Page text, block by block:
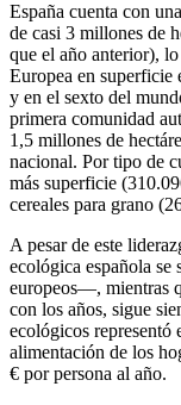
España cuenta con
de casi 3 millones de
que el año anterior),
Europea en
y en el sexto del
primera comunidad
1,5 millones de
nacional. Por tipo de
más superficie
cereales para grano
A pesar de este
ecológica española
europeos—, mientras
con los años, sigue
ecológicos representó
alimentación de los
€ por persona al año.